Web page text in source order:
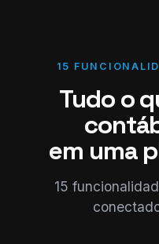
15
Tudo o
em uma
15